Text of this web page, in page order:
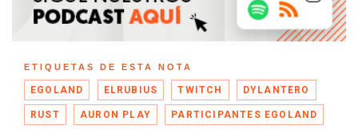
ETIQUETAS DE ESTA NOTA
EGOLAND ELRUBIUS TWITCH DYLANTERO
RUST AURON PLAY PARTICIPANTES EGOLAND